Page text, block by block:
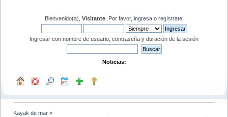
Bienvenido(a), Visitante. Por favor, ingresao regístrate.
Ingresar con nombre de usuario, contraseña y duración de la sesión
Noticias:
Kayak de mar »